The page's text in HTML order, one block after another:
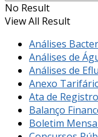
No Result
View All Result
Análises
Análises de
Análises de
Anexo
Ata de
Balanço
Boletim